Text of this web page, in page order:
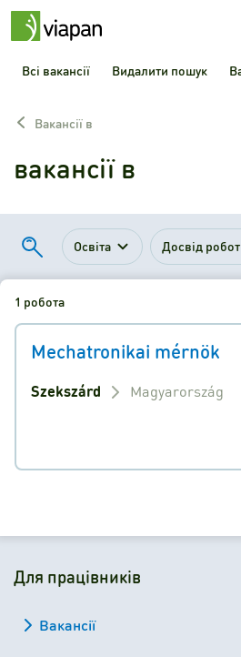
Всі вакансії Видалити пошук
Вакансії в
вакансії в
Освіта Досвід
1 робота
Mechatronikai mérnök
Szekszárd Magyarország
Для працівників
Вакансії